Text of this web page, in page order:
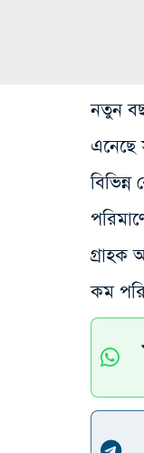
নতুন
এনেছে
বিভিন্ন
গ্রাহক
কম